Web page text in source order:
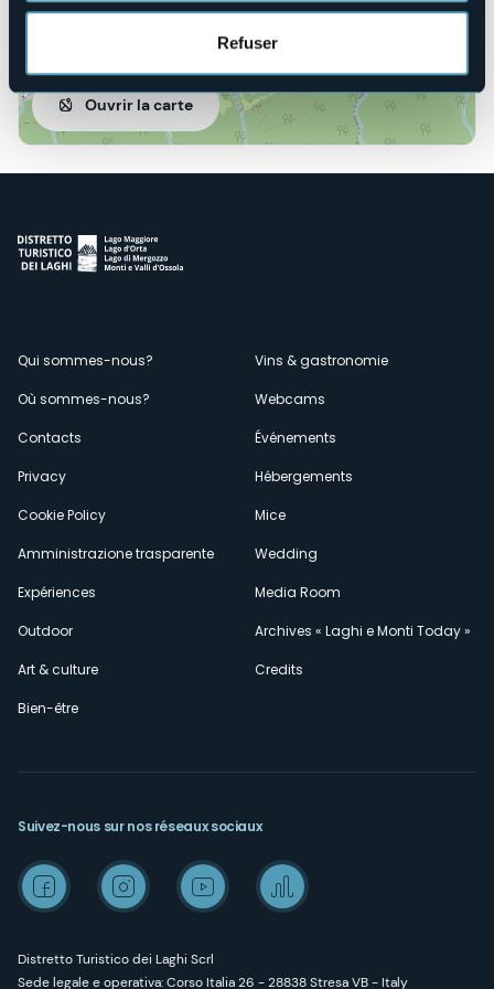
Refuser
Ouvrir la carte
Menù
secondario
Qui sommes-nous?
Où sommes-nous?
Contacts
Privacy
Cookie Policy
Amministrazione trasparente
Expériences
Outdoor
Art & culture
Bien-être
Vins & gastronomie
Webcams
Événements
Hébergements
Mice
Wedding
Media Room
Archives « Laghi e Monti Today »
Credits
Distretto Turistico dei Laghi Scrl
Sede legale e operativa: Corso Italia 26 - 28838 Stresa VB - Italy
Suivez-nous sur nos réseaux sociaux